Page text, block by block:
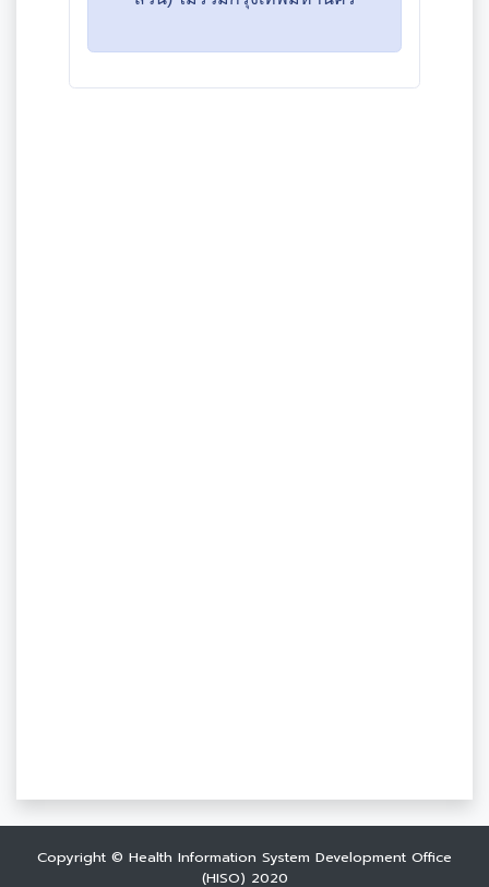
Copyright © Health Information System Development Office
(HISO) 2020